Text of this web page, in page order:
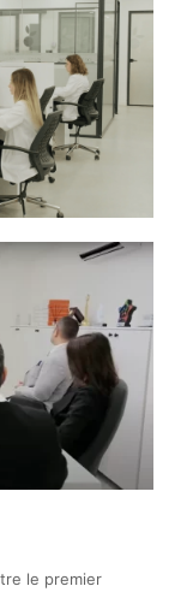
le premier